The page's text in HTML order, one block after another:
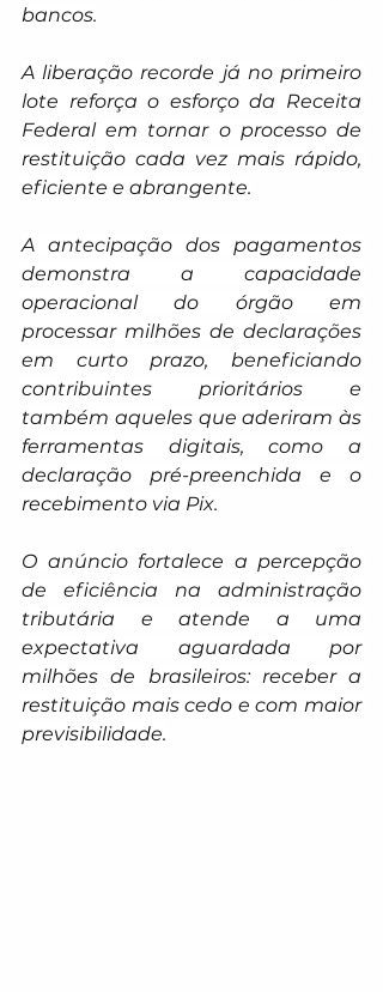
bancos.
A liberação recorde já no primeiro
lote reforça o esforço da Receita
Federal em tornar o processo de
restituição cada vez mais rápido,
eficiente e abrangente.
A antecipação dos pagamentos
demonstra a capacidade
operacional do órgão em
processar milhões de declarações
em curto prazo, beneficiando
contribuintes prioritários e
também aqueles que aderiram às
ferramentas digitais, como a
declaração pré-preenchida e o
recebimento via Pix.
O anúncio fortalece a percepção
de eficiência na administração
tributária e atende a uma
expectativa aguardada por
milhões de brasileiros: receber a
restituição mais cedo e com maior
previsibilidade.